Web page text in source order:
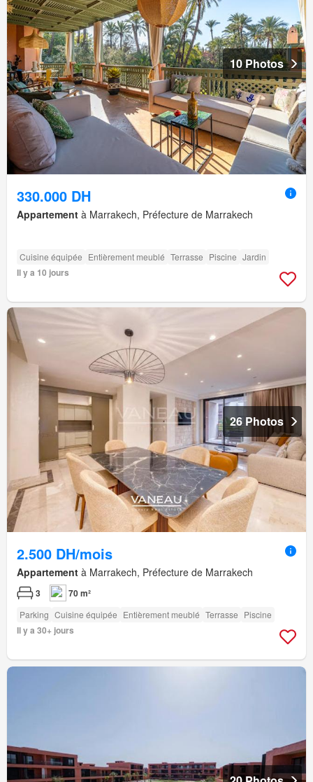
10 Photos
330.000 DH
Appartement à Marrakech, Préfecture de Marrakech
Cuisine équipée Entièrement meublé Terrasse Piscine Jardin
Il y a 10 jours
26 Photos
2.500 DH/mois
Appartement à Marrakech, Préfecture de Marrakech
3 70 m²
Parking Cuisine équipée Entièrement meublé Terrasse Piscine
Il y a 30+ jours